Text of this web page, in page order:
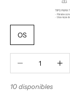
OS
10 disponibles